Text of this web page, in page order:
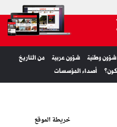
شؤون وطنية شؤون عربية
من التاريخ
أصداء المؤسسات
خريطة الموقع